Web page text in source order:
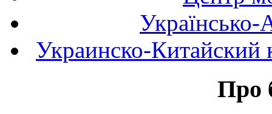
Українсько-
Украинско-Китайский
Про